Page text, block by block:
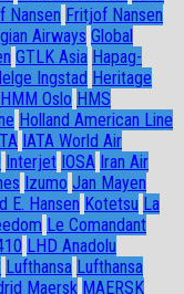
Nansen Fritjof Nansen
Airways Global
GTLK Asia Hapag-
Ingstad Heritage
HMM Oslo HMS
Holland American Line
IATA World Air
Interjet IOSA Iran Air
Izumo Jan Mayen
E. Hansen Kotetsu La
Le Comandant
LHD Anadolu
Lufthansa Lufthansa
Maersk MAERSK